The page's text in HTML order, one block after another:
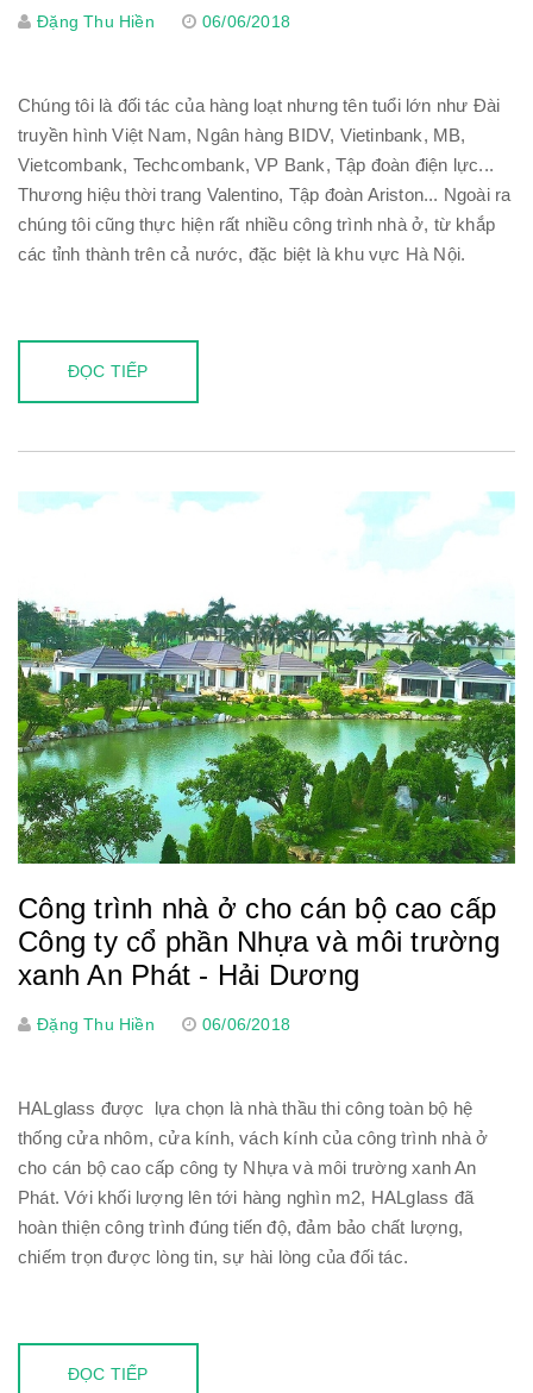
Đặng Thu Hiền 06/06/2018
Chúng tôi là đối tác của hàng loạt nhưng tên tuổi lớn như Đài
truyền hình Việt Nam, Ngân hàng BIDV, Vietinbank, MB,
Vietcombank, Techcombank, VP Bank, Tập đoàn điện lực...
Thương hiệu thời trang Valentino, Tập đoàn Ariston... Ngoài ra
chúng tôi cũng thực hiện rất nhiều công trình nhà ở, từ khắp
các tỉnh thành trên cả nước, đặc biệt là khu vực Hà Nội.
ĐỌC TIẾP
Công trình nhà ở cho cán bộ cao cấp
Công ty cổ phần Nhựa và môi trường
xanh An Phát - Hải Dương
Đặng Thu Hiền 06/06/2018
HALglass được lựa chọn là nhà thầu thi công toàn bộ hệ
thống cửa nhôm, cửa kính, vách kính của công trình nhà ở
cho cán bộ cao cấp công ty Nhựa và môi trường xanh An
Phát. Với khối lượng lên tới hàng nghìn m2, HALglass đã
hoàn thiện công trình đúng tiến độ, đảm bảo chất lượng,
chiếm trọn được lòng tin, sự hài lòng của đối tác.
ĐỌC TIẾP